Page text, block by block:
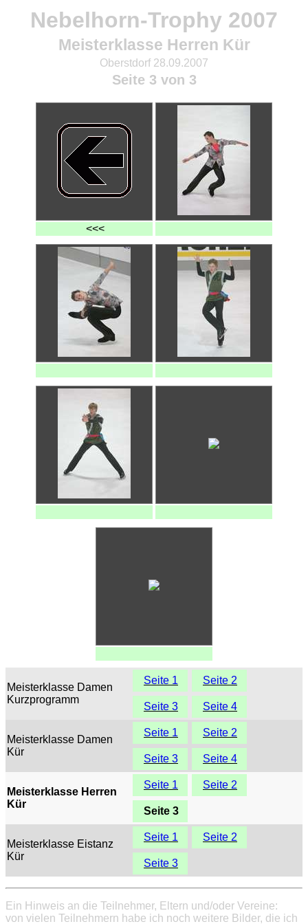
Nebelhorn-Trophy 2007
Meisterklasse Herren Kür
Oberstdorf 28.09.2007
Seite 3 von 3
<<<
Meisterklasse Damen
Kurzprogramm
Seite 1 Seite 2
Seite 3 Seite 4
Meisterklasse Damen
Kür
Seite 1 Seite 2
Seite 3 Seite 4
Meisterklasse Herren
Kür
Seite 1 Seite 2
Seite 3
Meisterklasse Eistanz
Kür
Seite 1 Seite 2
Seite 3
Ein Hinweis an die Teilnehmer, Eltern und/oder Vereine:
von vielen Teilnehmern habe ich noch weitere Bilder, die ich